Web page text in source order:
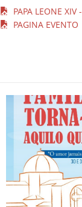
PAPA LEONE XIV
PAGINA EVENTO